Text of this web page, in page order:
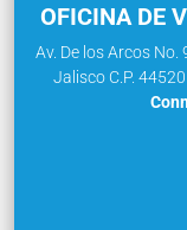
OFICINA DE
Av. De los Arcos
Jalisco C.P.